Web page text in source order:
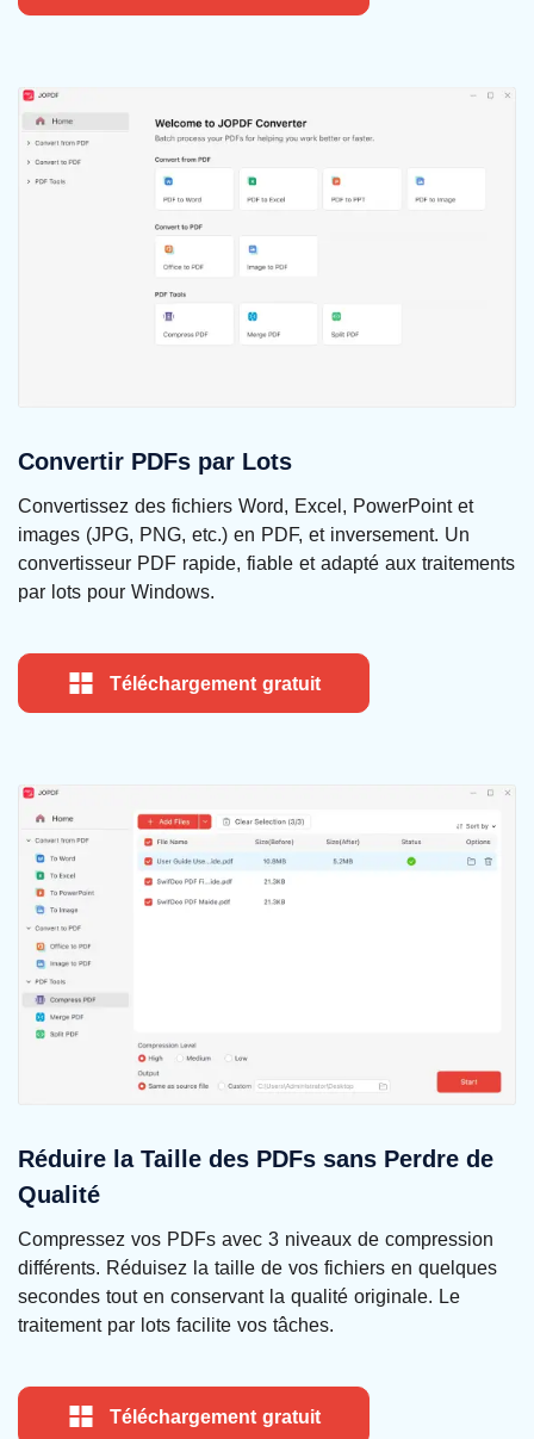
Convertir PDFs par Lots
Convertissez des fichiers Word, Excel, PowerPoint et
images (JPG, PNG, etc.) en PDF, et inversement. Un
convertisseur PDF rapide, fiable et adapté aux traitements
par lots pour Windows.
Téléchargement gratuit
Réduire la Taille des PDFs sans Perdre de
Qualité
Compressez vos PDFs avec 3 niveaux de compression
différents. Réduisez la taille de vos fichiers en quelques
secondes tout en conservant la qualité originale. Le
traitement par lots facilite vos tâches.
Téléchargement gratuit